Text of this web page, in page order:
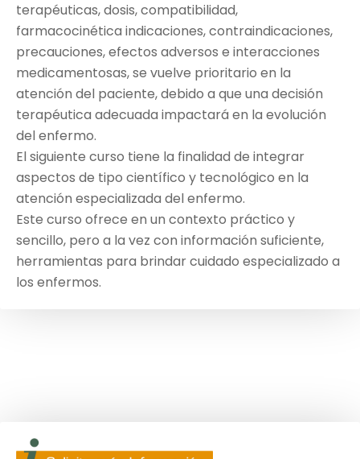
terapéuticas, dosis, compatibilidad,
farmacocinética indicaciones, contraindicaciones,
precauciones, efectos adversos e interacciones
medicamentosas, se vuelve prioritario en la
atención del paciente, debido a que una decisión
terapéutica adecuada impactará en la evolución
del enfermo.
El siguiente curso tiene la finalidad de integrar
aspectos de tipo científico y tecnológico en la
atención especializada del enfermo.
Este curso ofrece en un contexto práctico y
sencillo, pero a la vez con información suficiente,
herramientas para brindar cuidado especializado a
los enfermos.